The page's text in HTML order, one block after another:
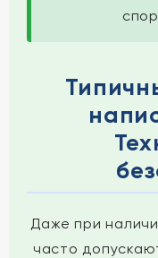
Даже при
часто